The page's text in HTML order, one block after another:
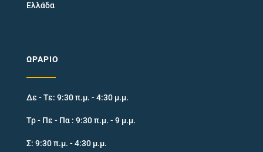
Ελλάδα
ΩΡΆΡΙΟ
Δε - Τε: 9:30 π.μ. - 4:30 μ.μ.
Τρ - Πε - Πα : 9:30 π.μ. - 9 μ.μ.
Σ: 9:30 π.μ. - 4:30 μ.μ.